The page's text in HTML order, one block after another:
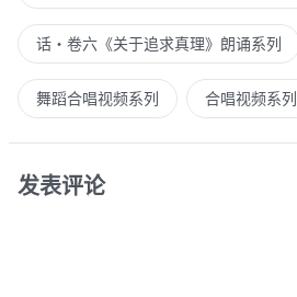
话・卷六《关于追求真理》朗诵系列
舞蹈合唱视频系列 合唱视频系列
发表评论